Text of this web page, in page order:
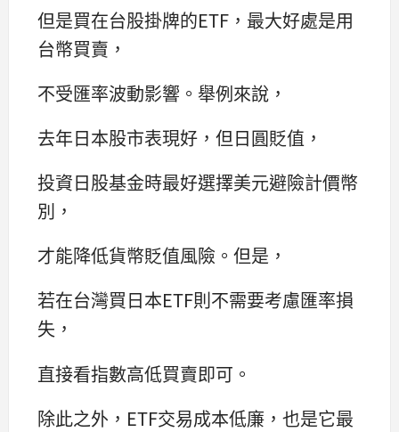
但是買在台股掛牌的ETF，最大好處是用
台幣買賣，
不受匯率波動影響。舉例來說，
去年日本股市表現好，但日圓貶值，
投資日股基金時最好選擇美元避險計價幣
別，
才能降低貨幣貶值風險。但是，
若在台灣買日本ETF則不需要考慮匯率損
失，
直接看指數高低買賣即可。
除此之外，ETF交易成本低廉，也是它最